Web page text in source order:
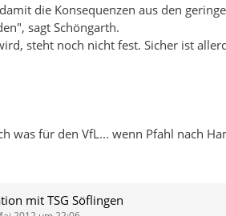
die Konsequenzen aus den
sagt Schöngarth.
steht noch nicht fest. Sicher ist
was für den VfL... wenn Pfahl nach
mit TSG Söflingen